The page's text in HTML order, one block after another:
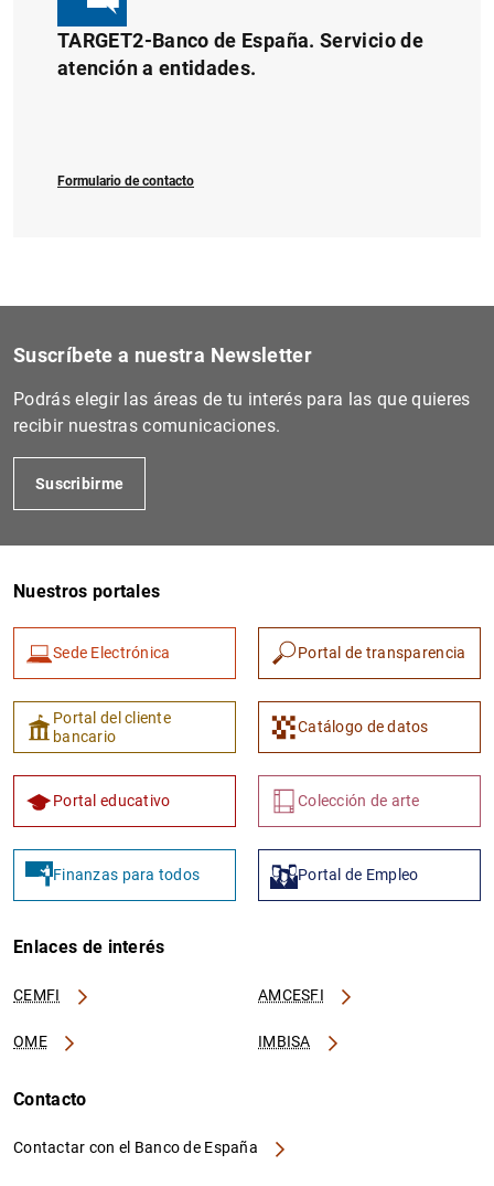
TARGET2-Banco de España. Servicio de
atención a entidades.
Formulario de contacto
Suscríbete a nuestra Newsletter
Podrás elegir las áreas de tu interés para las que quieres
recibir nuestras comunicaciones.
Suscribirme
Nuestros portales
Sede Electrónica Portal de transparencia
Portal del cliente
bancario
Catálogo de datos
Portal educativo Colección de arte
Finanzas para todos Portal de Empleo
Enlaces de interés
CEMFI AMCESFI
OME IMBISA
Contacto
Contactar con el Banco de España